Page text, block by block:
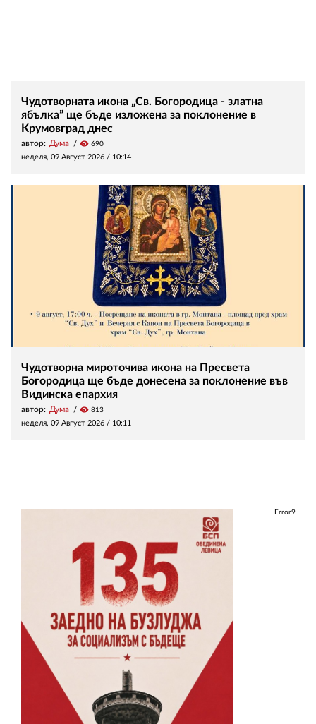
Чудотворната икона „Св. Богородица - златна
ябълка” ще бъде изложена за поклонение в
Крумовград днес
автор: Дума visibility 690
неделя, 09 Август 2026 / 10:14
Чудотворна мироточива икона на Пресвета
Богородица ще бъде донесена за поклонение във
Видинска епархия
автор: Дума visibility 813
неделя, 09 Август 2026 / 10:11
Error9